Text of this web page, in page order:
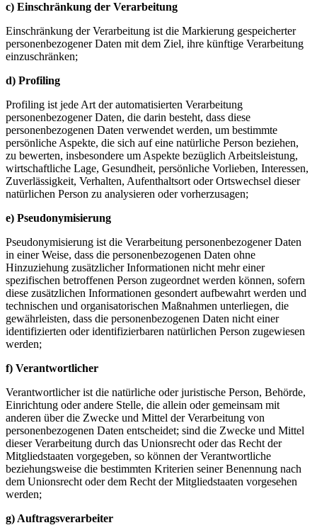
c) Einschränkung der Verarbeitung
Einschränkung der Verarbeitung ist die Markierung gespeicherter
personenbezogener Daten mit dem Ziel, ihre künftige Verarbeitung
einzuschränken;
d) Profiling
Profiling ist jede Art der automatisierten Verarbeitung
personenbezogener Daten, die darin besteht, dass diese
personenbezogenen Daten verwendet werden, um bestimmte
persönliche Aspekte, die sich auf eine natürliche Person beziehen,
zu bewerten, insbesondere um Aspekte bezüglich Arbeitsleistung,
wirtschaftliche Lage, Gesundheit, persönliche Vorlieben, Interessen,
Zuverlässigkeit, Verhalten, Aufenthaltsort oder Ortswechsel dieser
natürlichen Person zu analysieren oder vorherzusagen;
e) Pseudonymisierung
Pseudonymisierung ist die Verarbeitung personenbezogener Daten
in einer Weise, dass die personenbezogenen Daten ohne
Hinzuziehung zusätzlicher Informationen nicht mehr einer
spezifischen betroffenen Person zugeordnet werden können, sofern
diese zusätzlichen Informationen gesondert aufbewahrt werden und
technischen und organisatorischen Maßnahmen unterliegen, die
gewährleisten, dass die personenbezogenen Daten nicht einer
identifizierten oder identifizierbaren natürlichen Person zugewiesen
werden;
f) Verantwortlicher
Verantwortlicher ist die natürliche oder juristische Person, Behörde,
Einrichtung oder andere Stelle, die allein oder gemeinsam mit
anderen über die Zwecke und Mittel der Verarbeitung von
personenbezogenen Daten entscheidet; sind die Zwecke und Mittel
dieser Verarbeitung durch das Unionsrecht oder das Recht der
Mitgliedstaaten vorgegeben, so können der Verantwortliche
beziehungsweise die bestimmten Kriterien seiner Benennung nach
dem Unionsrecht oder dem Recht der Mitgliedstaaten vorgesehen
werden;
g) Auftragsverarbeiter